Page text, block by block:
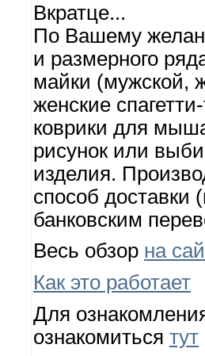
Вкратце...
По Вашему
и размерного
майки (мужской,
женские
коврики для
рисунок или
изделия.
способ
банковским
Весь обзор на
Как это работает
Для
ознакомиться тут